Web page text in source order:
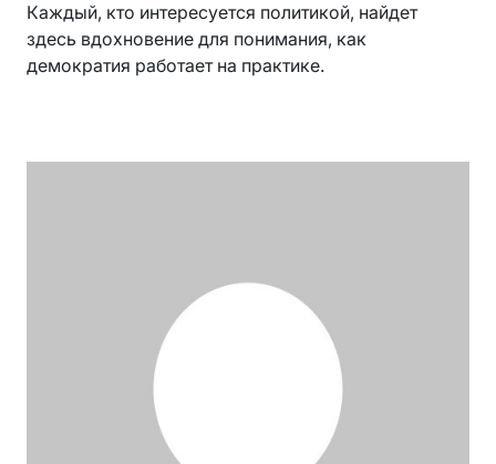
Каждый, кто интересуется политикой, найдет
здесь вдохновение для понимания, как
демократия работает на практике.